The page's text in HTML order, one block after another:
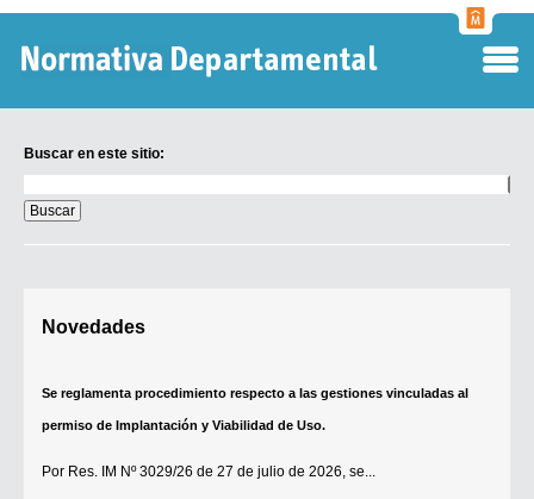
Buscar en este sitio:
en
este
sitio:
Novedades
Se reglamenta procedimiento respecto a las gestiones vinculadas al
permiso de Implantación y Viabilidad de Uso.
Por Res. IM Nº 3029/26 de 27 de julio de 2026, se...